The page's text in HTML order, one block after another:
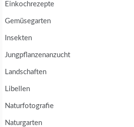
Einkochrezepte
Gemüsegarten
Insekten
Jungpflanzenanzucht
Landschaften
Libellen
Naturfotografie
Naturgarten